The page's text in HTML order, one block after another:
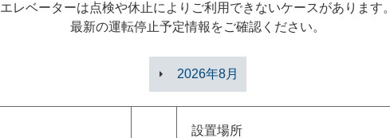
エレベーターは点検や休止によりご利用できないケースがあります。
最新の運転停止予定情報をご確認ください。
2026年8月
設置場所